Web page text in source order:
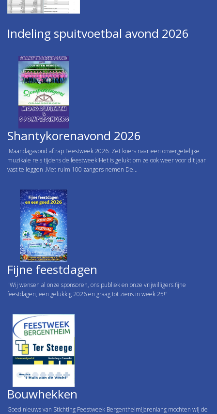
Indeling spuitvoetbal avond 2026
Shantykorenavond 2026
Maandagavond aftrap Feestweek 2026: Zet koers naar een onvergetelijke
muzikale reis tijdens de feestweek!Het is gelukt om ze ook weer voor dit jaar
vast te leggen .Met ruim 100 zangers nemen De...
Fijne feestdagen
"Wij wensen al onze sponsoren, ons publiek en onze vrijwilligers fijne
feestdagen, een gelukkig 2026 en graag tot ziens in week 25!"
Bouwhekken
Goed nieuws van Stichting Feestweek Bergentheim!Jarenlang mochten wij de